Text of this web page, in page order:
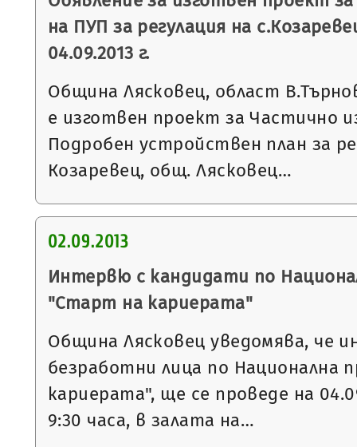
на ПУП за регулация на
04.09.2013 г.
Община Лясковец, област
е изготвен проект за Частично
Подробен устройствен план за
Козаревец, общ. Лясковец…
02.09.2013
Интервю с кандидати по
"Старт на кариерата"
Община Лясковец уведомява, че
безработни лица по Национална
кариерата", ще се проведе на
9:30 часа, в залата на…